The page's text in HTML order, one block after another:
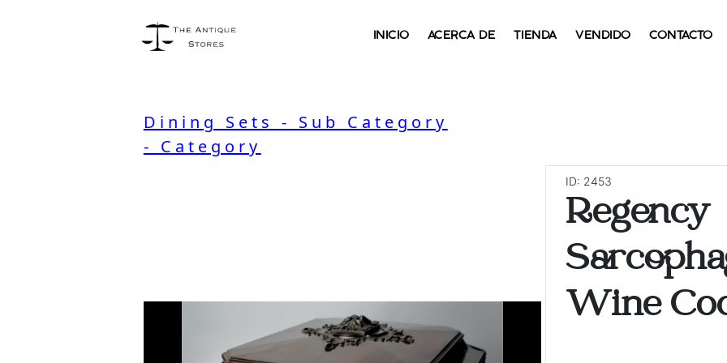
INICIO ACERCA DE TIENDA VENDIDO CONTACTO
Dining Sets - Sub Category
- Category
ID: 2453
Regency
Wine